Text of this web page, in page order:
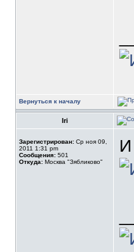
Вернуться к началу
Iri
Зарегистрирован: Ср ноя 09,
2011 1:31 pm
Сообщения: 501
Откуда: Москва "Зябликово"
И